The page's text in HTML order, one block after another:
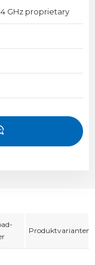
GHz proprietary
Produktvarianten